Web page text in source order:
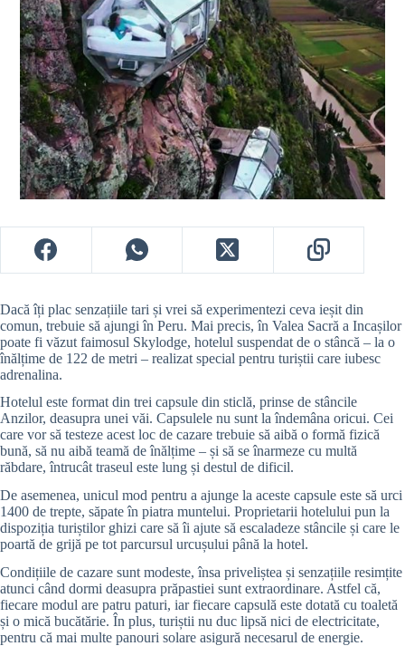
Dacă îți plac senzațiile tari și vrei să experimentezi ceva ieșit din
comun, trebuie să ajungi în Peru. Mai precis, în Valea Sacră a Incașilor
poate fi văzut faimosul Skylodge, hotelul suspendat de o stâncă – la o
înălțime de 122 de metri – realizat special pentru turiștii care iubesc
adrenalina.
Hotelul este format din trei capsule din sticlă, prinse de stâncile
Anzilor, deasupra unei văi. Capsulele nu sunt la îndemâna oricui. Cei
care vor să testeze acest loc de cazare trebuie să aibă o formă fizică
bună, să nu aibă teamă de înălțime – și să se înarmeze cu multă
răbdare, întrucât traseul este lung și destul de dificil.
De asemenea, unicul mod pentru a ajunge la aceste capsule este să urci
1400 de trepte, săpate în piatra muntelui. Proprietarii hotelului pun la
dispoziția turiștilor ghizi care să îi ajute să escaladeze stâncile și care le
poartă de grijă pe tot parcursul urcușului până la hotel.
Condițiile de cazare sunt modeste, însa priveliștea și senzațiile resimțite
atunci când dormi deasupra prăpastiei sunt extraordinare. Astfel că,
fiecare modul are patru paturi, iar fiecare capsulă este dotată cu toaletă
și o mică bucătărie. În plus, turiștii nu duc lipsă nici de electricitate,
pentru că mai multe panouri solare asigură necesarul de energie.